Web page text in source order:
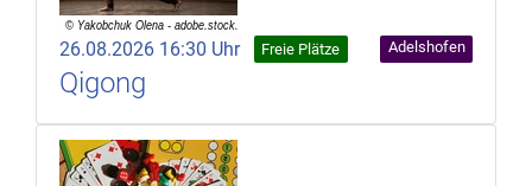
26.08.2026 16:30 Uhr Freie Plätze Adelshofen
Qigong